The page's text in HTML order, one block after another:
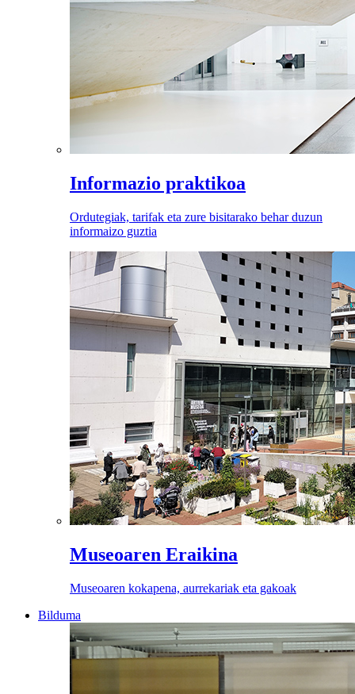
Informazio praktikoa
Ordutegiak, tarifak eta zure bisitarako behar duzun
informaizo guztia
Museoaren Eraikina
Museoaren kokapena, aurrekariak eta gakoak
Bilduma